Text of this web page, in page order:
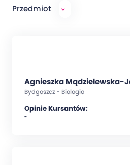
Przedmiot
Agnieszka Mądzielewska-
Bydgoszcz - Biologia
Opinie Kursantów:
""